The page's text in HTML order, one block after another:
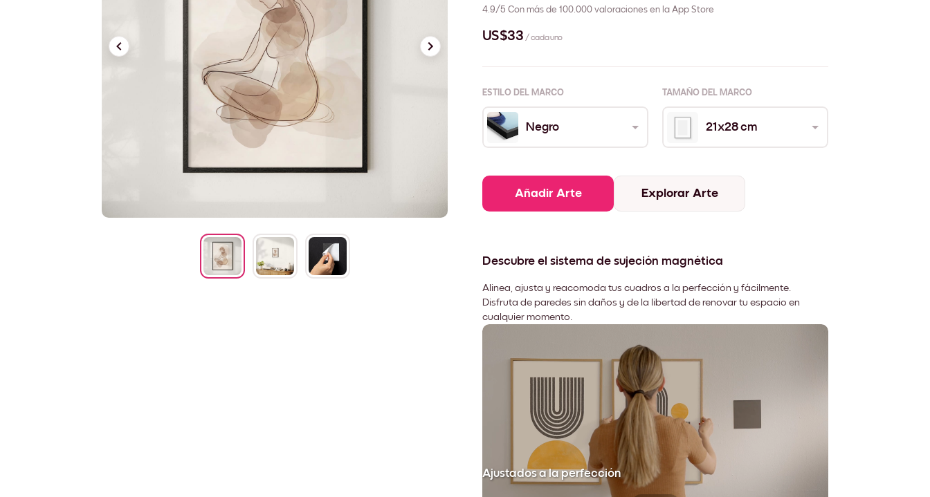
4.9/5 Con más de 100.000 valoraciones en la App Store
US$33 / cada uno
ESTILO DEL MARCO TAMAÑO DEL MARCO
Negro 21x28 cm
Añadir Arte Explorar Arte
Descubre el sistema de sujeción magnética
Alinea, ajusta y reacomoda tus cuadros a la perfección y fácilmente.
Disfruta de paredes sin daños y de la libertad de renovar tu espacio en
cualquier momento.
Ajustados a la perfección